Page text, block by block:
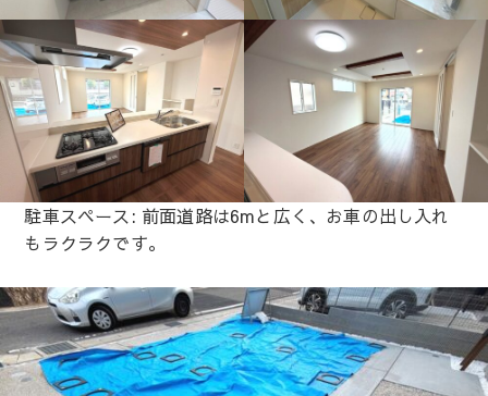
駐車スペース: 前面道路は6mと広く、お車の出し入れ
もラクラクです。